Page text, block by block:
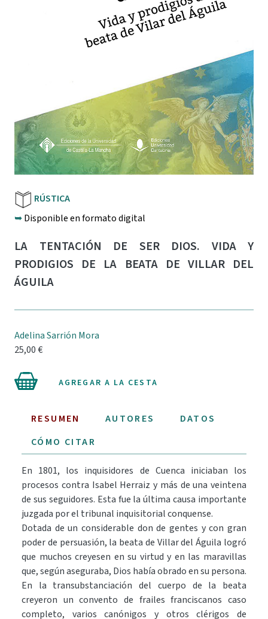
RÚSTICA
➥Disponible en formato digital
LA TENTACIÓN DE SER DIOS. VIDA Y
PRODIGIOS DE LA BEATA DE VILLAR DEL
ÁGUILA
Adelina Sarrión Mora
25,00 €
AGREGAR A LA CESTA
RESUMEN AUTORES
DATOS
CÓMO CITAR
En 1801, los inquisidores de Cuenca iniciaban los
procesos contra Isabel Herraiz y más de una veintena
de sus seguidores. Esta fue la última causa importante
juzgada por el tribunal inquisitorial conquense.
Dotada de un considerable don de gentes y con gran
poder de persuasión, la beata de Villar del Águila logró
que muchos creyesen en su virtud y en las maravillas
que, según aseguraba, Dios había obrado en su persona.
En la transubstanciación del cuerpo de la beata
creyeron un convento de frailes franciscanos caso
completo, varios canónigos y otros clérigos de